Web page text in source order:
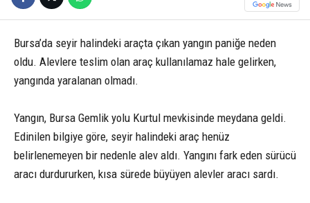
Bursa’da seyir halindeki araçta çıkan yangın paniğe neden
oldu. Alevlere teslim olan araç kullanılamaz hale gelirken,
yangında yaralanan olmadı.
Yangın, Bursa Gemlik yolu Kurtul mevkisinde meydana geldi.
Edinilen bilgiye göre, seyir halindeki araç henüz
belirlenemeyen bir nedenle alev aldı. Yangını fark eden sürücü
aracı durdururken, kısa sürede büyüyen alevler aracı sardı.